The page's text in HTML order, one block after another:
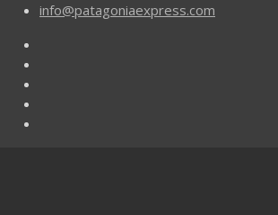
info@patagoniaexpress.com